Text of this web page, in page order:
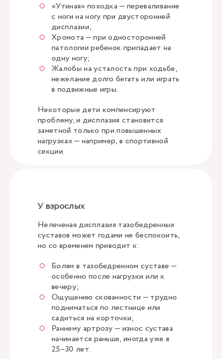
«Утиная» походка — переваливание
с ноги на ногу при двусторонней
дисплазии;
Хромота — при односторонней
патологии ребенок припадает на
одну ногу;
Жалобы на усталость при ходьбе,
нежелание долго бегать или играть
в подвижные игры.
Некоторые дети компенсируют
проблему, и дисплазия становится
заметной только при повышенных
нагрузках — например, в спортивной
секции.
У взрослых
Нелеченая дисплазия тазобедренных
суставов может годами не беспокоить,
но со временем приводит к:
Болям в тазобедренном суставе —
особенно после нагрузки или к
вечеру;
Ощущению скованности — трудно
подниматься по лестнице или
садиться на корточки;
Раннему артрозу — износ сустава
начинается раньше, иногда уже в
25–30 лет.